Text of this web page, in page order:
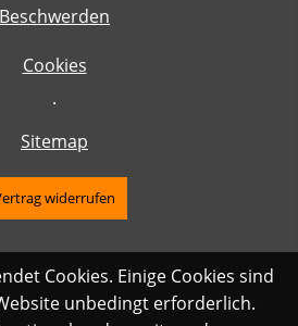
Beschwerden
Cookies
·
Sitemap
widerrufen
Cookies. Einige Cookies sind
unbedingt erforderlich.